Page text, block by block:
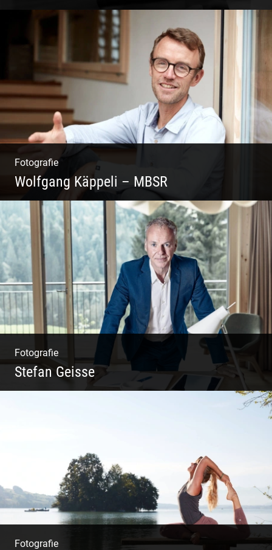
Coaching, Frauenkreise, Trantric Yoga:
Esther Greter
Fotografie
Wolfgang Käppeli – MBSR
Shooting: Achtsamkeitstrainer
Fotografie
Stefan Geisse
Fotografie